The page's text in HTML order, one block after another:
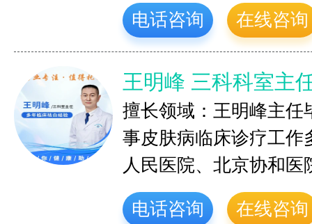
电话咨询 在线咨询
王明峰 三科科室主
擅长领域：王明峰主任
事皮肤病临床诊疗工作
人民医院、北京协和
电话咨询 在线咨询